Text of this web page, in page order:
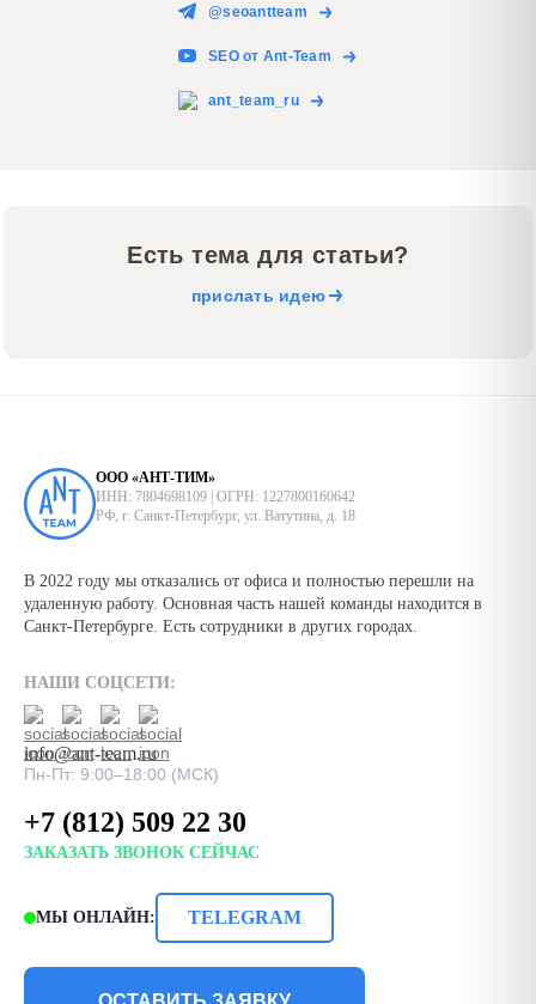
@seoantteam
SEO от Ant-Team
ant_team_ru
Есть тема для статьи?
прислать идею
ООО «АНТ-ТИМ»
ИНН: 7804698109 | ОГРН: 1227800160642
РФ, г. Санкт-Петербург, ул. Ватутина, д. 18
В 2022 году мы отказались от офиса и полностью перешли на
удаленную работу. Основная часть нашей команды находится в
Санкт-Петербурге. Есть сотрудники в других городах.
НАШИ СОЦСЕТИ:
info@ant-team.ru
Пн-Пт: 9:00–18:00 (МСК)
+7 (812) 509 22 30
ЗАКАЗАТЬ ЗВОНОК СЕЙЧАС
МЫ ОНЛАЙН: TELEGRAM